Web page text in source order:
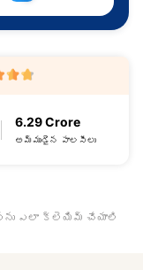
6.29 Crore
అమ్ముడైన పాలసీలు
ఎలా క్లెయిమ్ చేయాలి